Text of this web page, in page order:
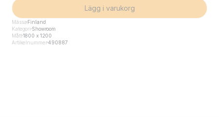
Lägg i varukorg
Mässa Finland
Kategori Showroom
Mått1800 x 1200
Artikelnummer490887